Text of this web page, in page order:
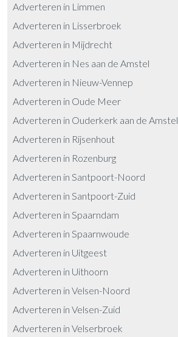
Adverteren in Limmen
Adverteren in Lisserbroek
Adverteren in Mijdrecht
Adverteren in Nes aan de Amstel
Adverteren in Nieuw-Vennep
Adverteren in Oude Meer
Adverteren in Ouderkerk aan de Amstel
Adverteren in Rijsenhout
Adverteren in Rozenburg
Adverteren in Santpoort-Noord
Adverteren in Santpoort-Zuid
Adverteren in Spaarndam
Adverteren in Spaarnwoude
Adverteren in Uitgeest
Adverteren in Uithoorn
Adverteren in Velsen-Noord
Adverteren in Velsen-Zuid
Adverteren in Velserbroek